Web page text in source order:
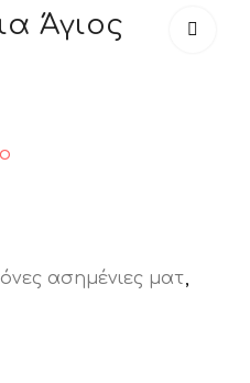
Ασημένια
Άγιος Γεώργιος
Ασημένια
Παναγία
Άγιος
ασημένιες ματ,